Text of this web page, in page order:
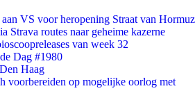
aan VS voor heropening Straat van Hormuz
Strava routes naar geheime kazerne
van week 32
Dag #1980
Haag
voorbereiden op mogelijke oorlog met